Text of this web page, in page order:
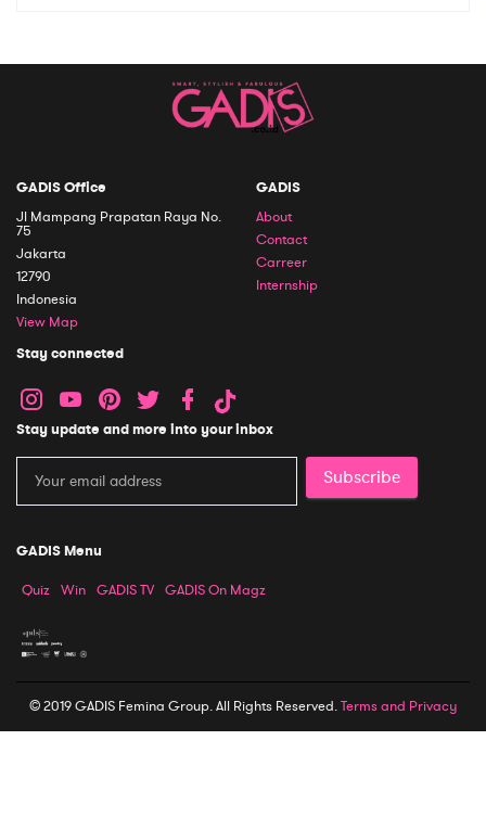
GADIS Office
Jl Mampang Prapatan Raya No.
75
Jakarta
12790
Indonesia
View Map
GADIS
About
Contact
Carreer
Internship
Stay connected
Stay update and more into your inbox
Subscribe
GADIS Menu
Quiz Win GADIS TV GADIS On Magz
© 2019 GADIS Femina Group. All Rights Reserved.Terms and Privacy